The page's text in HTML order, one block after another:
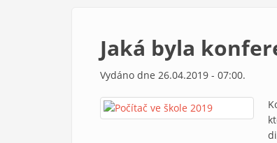
Jaká byla
Vydáno dne 26.04.2019 - 07:00.